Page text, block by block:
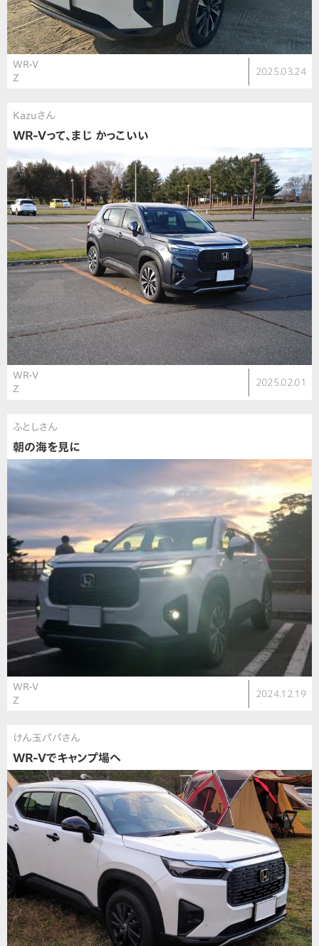
WR-V
Z
2025.03.24
Kazuさん
WR-Vって、まじ かっこいい
WR-V
Z
2025.02.01
ふとしさん
朝の海を見に
WR-V
Z
2024.12.19
けん玉パパさん
WR-Vでキャンプ場へ